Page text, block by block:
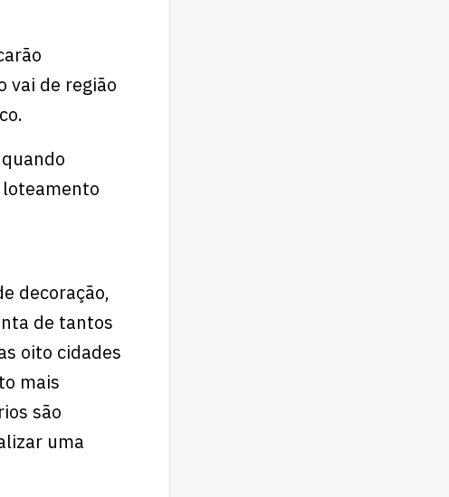
vai de região
loteamento
decoração,
de tantos
oito cidades
mais
são
uma